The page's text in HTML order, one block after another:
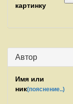
картинку
Автор
Имя или
ник(пояснение..)